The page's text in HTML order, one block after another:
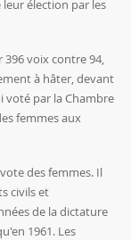
élection par les
396 voix contre 94,
à hâter, devant
voté par la Chambre
femmes aux
des femmes. Il
civils et
de la dictature
1961. Les